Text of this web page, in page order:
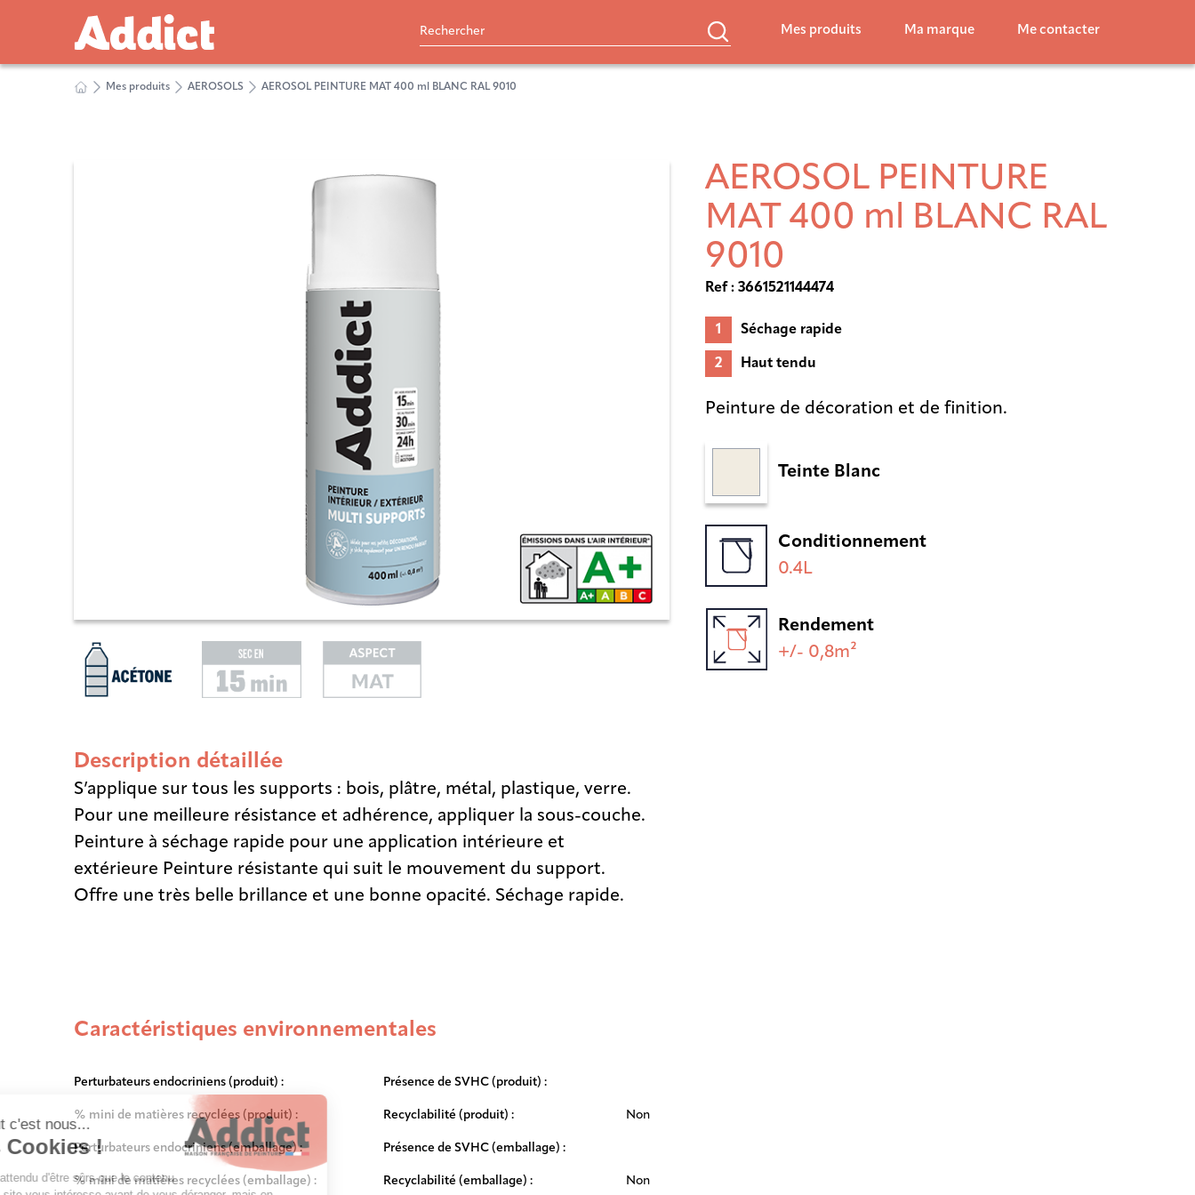
Mes produits Ma marque Me contacter
Mes produits AEROSOLS AEROSOL PEINTURE MAT 400 ml BLANC RAL 9010
AEROSOL PEINTURE
MAT 400 ml BLANC RAL
9010
Ref : 3661521144474
Séchage rapide
Haut tendu
Peinture de décoration et de finition.
Teinte Blanc
Conditionnement
0.4L
Rendement
+/- 0,8m²
Description détaillée
S’applique sur tous les supports : bois, plâtre, métal, plastique, verre.
Pour une meilleure résistance et adhérence, appliquer la sous-couche.
Peinture à séchage rapide pour une application intérieure et
extérieure Peinture résistante qui suit le mouvement du support.
Offre une très belle brillance et une bonne opacité. Séchage rapide.
Caractéristiques environnementales
Perturbateurs endocriniens (produit) : Présence de SVHC (produit) :
% mini de matières recyclées (produit) : Recyclabilité (produit) : Non
Perturbateurs endocriniens (emballage) : Présence de SVHC (emballage) :
% mini de matières recyclées (emballage) : Recyclabilité (emballage) : Non